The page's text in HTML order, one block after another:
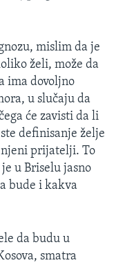
mislim da je
želi, može da
ima dovoljno
u slučaju da
će zavisti da li
definisanje želje
njeni prijatelji. To
u Briselu jasno
bude i kakva
da budu u
smatra